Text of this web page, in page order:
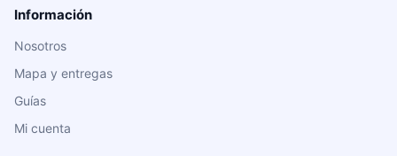
Información
Nosotros
Mapa y entregas
Guías
Mi cuenta